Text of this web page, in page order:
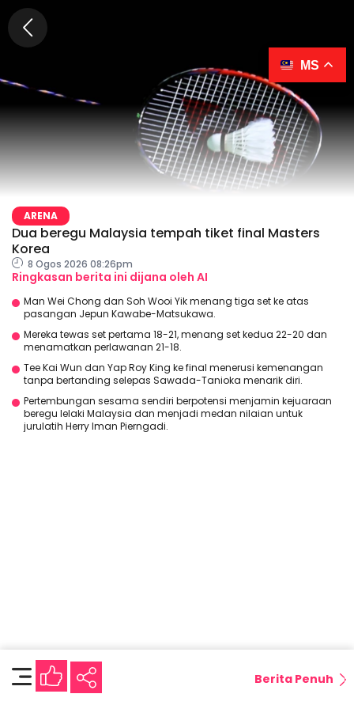
ARENA
Dua beregu Malaysia tempah tiket final Masters
Korea
8 Ogos 2026 08:26pm
Ringkasan berita ini dijana oleh AI
Man Wei Chong dan Soh Wooi Yik menang tiga set ke atas
pasangan Jepun Kawabe-Matsukawa.
Mereka tewas set pertama 18-21, menang set kedua 22-20 dan
menamatkan perlawanan 21-18.
Tee Kai Wun dan Yap Roy King ke final menerusi kemenangan
tanpa bertanding selepas Sawada-Tanioka menarik diri.
Pertembungan sesama sendiri berpotensi menjamin kejuaraan
beregu lelaki Malaysia dan menjadi medan nilaian untuk
jurulatih Herry Iman Pierngadi.
Berita Penuh
MS